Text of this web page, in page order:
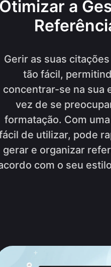
Otimizar a
Gerir as suas
tão fácil,
concentrar-se na sua
vez de se
formatação. Com
de utilizar, pode
gerar e organizar
com o seu